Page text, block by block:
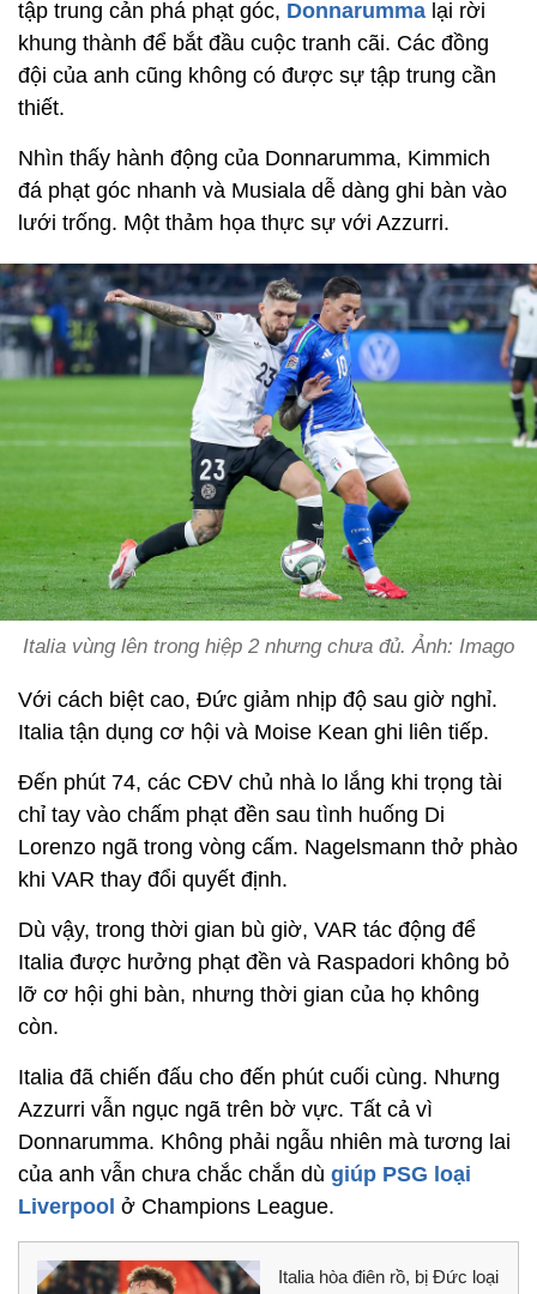
tập trung cản phá phạt góc, Donnarumma lại rời
khung thành để bắt đầu cuộc tranh cãi. Các đồng
đội của anh cũng không có được sự tập trung cần
thiết.
Nhìn thấy hành động của Donnarumma, Kimmich
đá phạt góc nhanh và Musiala dễ dàng ghi bàn vào
lưới trống. Một thảm họa thực sự với Azzurri.
Italia vùng lên trong hiệp 2 nhưng chưa đủ. Ảnh: Imago
Với cách biệt cao, Đức giảm nhịp độ sau giờ nghỉ.
Italia tận dụng cơ hội và Moise Kean ghi liên tiếp.
Đến phút 74, các CĐV chủ nhà lo lắng khi trọng tài
chỉ tay vào chấm phạt đền sau tình huống Di
Lorenzo ngã trong vòng cấm. Nagelsmann thở phào
khi VAR thay đổi quyết định.
Dù vậy, trong thời gian bù giờ, VAR tác động để
Italia được hưởng phạt đền và Raspadori không bỏ
lỡ cơ hội ghi bàn, nhưng thời gian của họ không
còn.
Italia đã chiến đấu cho đến phút cuối cùng. Nhưng
Azzurri vẫn ngục ngã trên bờ vực. Tất cả vì
Donnarumma. Không phải ngẫu nhiên mà tương lai
của anh vẫn chưa chắc chắn dù giúp PSG loại
Liverpool ở Champions League.
Italia hòa điên rồ, bị Đức loại